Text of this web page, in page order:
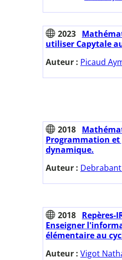
2023
utiliser Capytale
Auteur : Picaud
2018
Programmation
dynamique.
Auteur :
2018 Repères-
Enseigner
élémentaire au
Auteur : Vigot